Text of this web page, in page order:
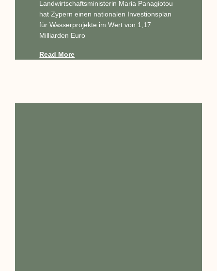
Landwirtschaftsministerin Maria Panagiotou
hat Zypern einen nationalen Investionsplan
für Wasserprojekte im Wert von 1,17
Milliarden Euro
Read More